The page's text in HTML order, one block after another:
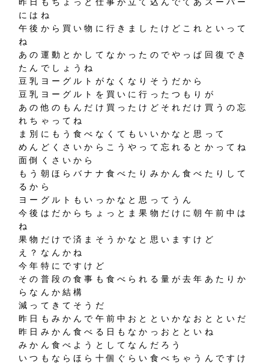
にはね
午後から買い物に行きましたけどこれといって
ね
あの運動とかしてなかったのでやっぱ回復でき
たんでしょうね
豆乳ヨーグルトがなくなりそうだから
豆乳ヨーグルトを買いに行ったつもりが
あの他のもんだけ買ったけどそれだけ買うの忘
れちゃってね
ま別にもう食べなくてもいいかなと思って
めんどくさいからこうやって忘れるとかってね
面倒くさいから
もう朝ほらバナナ食べたりみかん食べたりして
るから
ヨーグルトもいっかなと思ってうん
今後はだからちょっとま果物だけに朝午前中は
ね
果物だけで済まそうかなと思いますけど
え？なんかね
今年特にですけど
その普段の食事も食べられる量が去年あたりか
らなんか結構
減ってきてそうだ
昨日もみかんで午前中おとといかなおとといだ
昨日みかん食べる日もなかっおとといね
みかん食べようとしてなんだろう
いつもならほら十個ぐらい食べちゃうんですけ